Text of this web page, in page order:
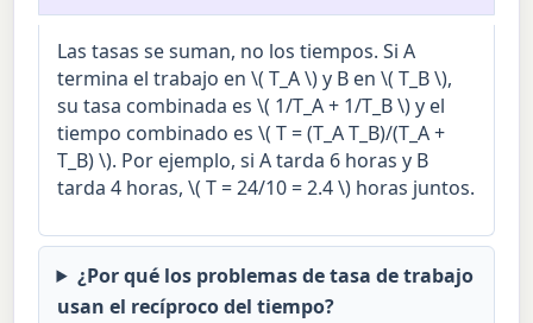
Las tasas se suman, no los tiempos. Si A
termina el trabajo en \( T_A \) y B en \( T_B \),
su tasa combinada es \( 1/T_A + 1/T_B \) y el
tiempo combinado es \( T = (T_A T_B)/(T_A +
T_B) \). Por ejemplo, si A tarda 6 horas y B
tarda 4 horas, \( T = 24/10 = 2.4 \) horas juntos.
¿Por qué los problemas de tasa de trabajo
usan el recíproco del tiempo?